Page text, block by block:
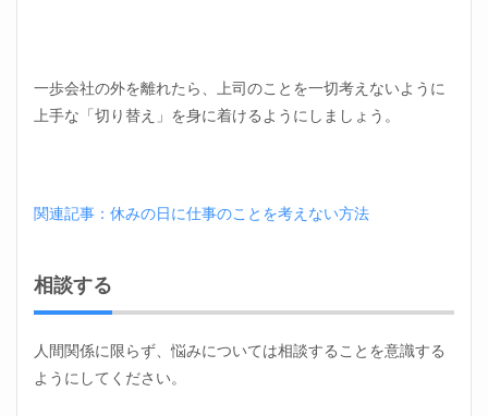
一歩会社の外を離れたら、上司のことを一切考えないように
上手な「切り替え」を身に着けるようにしましょう。
関連記事：休みの日に仕事のことを考えない方法
相談する
人間関係に限らず、悩みについては相談することを意識する
ようにしてください。